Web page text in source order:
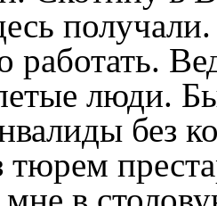
работать.
люди.
без
тюрем